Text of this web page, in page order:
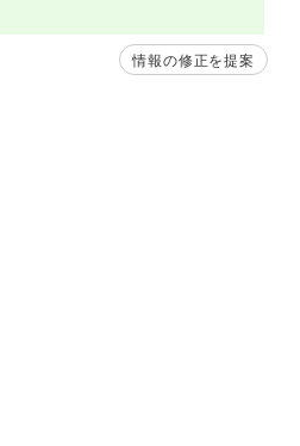
情報の修正を提案